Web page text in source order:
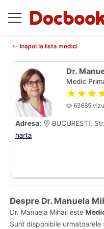
Inapoi la lista medici
Dr.
Medic
63685
Adresa: BUCURESTI,
harta
Despre Dr. Manuela
Dr. Manuela Mihail este
Sunt disponibile